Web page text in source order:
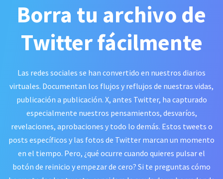
Borra tu archivo de
Twitter fácilmente
Las redes sociales se han convertido en nuestros diarios
virtuales. Documentan los flujos y reflujos de nuestras vidas,
publicación a publicación. X, antes Twitter, ha capturado
especialmente nuestros pensamientos, desvaríos,
revelaciones, aprobaciones y todo lo demás. Estos tweets o
posts específicos y las fotos de Twitter marcan un momento
en el tiempo. Pero, ¿qué ocurre cuando quieres pulsar el
botón de reinicio y empezar de cero? Si te preguntas cómo